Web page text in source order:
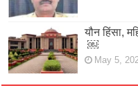
यौन हिंसा,
￼
May 5,